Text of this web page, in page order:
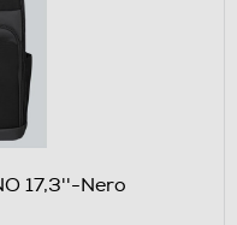
17,3''-Nero